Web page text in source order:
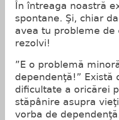
În întreaga noastră
spontane. Şi, chiar
avea tu probleme de
rezolvi!
”E o problemă
dependenţă!” Există
dificultate a oricărei
stăpânire asupra
vorba de